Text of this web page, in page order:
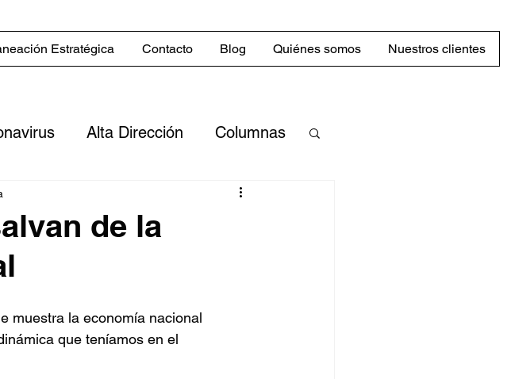
Estratégica Contacto Blog Quiénes somos Nuestros clientes
Alta Dirección Columnas
de efectivo Rentabilidad
de la
muestra la economía nacional
que teníamos en el